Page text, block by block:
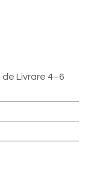
de Livrare 4–6